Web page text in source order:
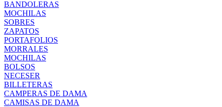
BANDOLERAS
MOCHILAS
SOBRES
ZAPATOS
PORTAFOLIOS
MORRALES
MOCHILAS
BOLSOS
NECESER
BILLETERAS
CAMPERAS DE DAMA
CAMISAS DE DAMA